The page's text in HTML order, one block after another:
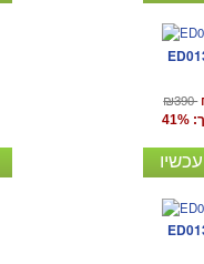
₪390